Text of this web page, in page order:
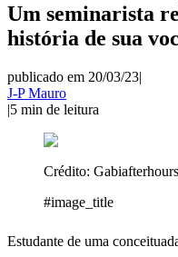
Um seminarista
história de sua
publicado em 20/03/23|
J-P Mauro
|5 min de leitura
Crédito:
#image_title
Estudante de uma